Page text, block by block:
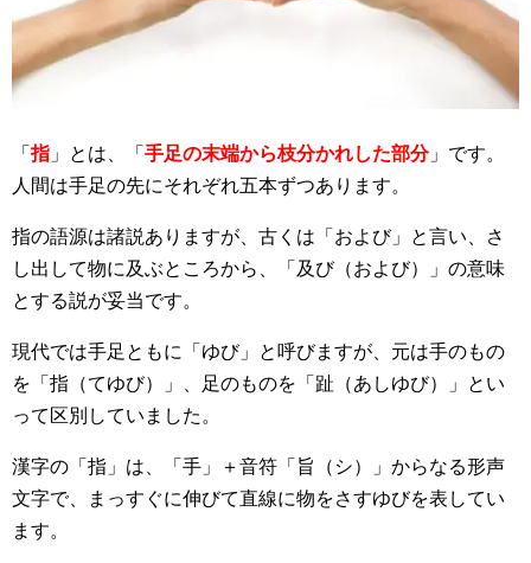
「指 」とは、「 手足の末端から枝分かれした部分」です。
人間は手足の先にそれぞれ五本ずつあります。
指の語源は諸説ありますが、古くは「および」と言い、さ
し出して物に及ぶところから、「及び（および）」の意味
とする説が妥当です。
現代では手足ともに「ゆび」と呼びますが、元は手のもの
を「指（てゆび）」、足のものを「趾（あしゆび）」とい
って区別していました。
漢字の「指」は、「手」＋音符「旨（シ）」からなる形声
文字で、まっすぐに伸びて直線に物をさすゆびを表してい
ます。